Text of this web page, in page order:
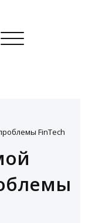
Toggle
navigation
FinTech